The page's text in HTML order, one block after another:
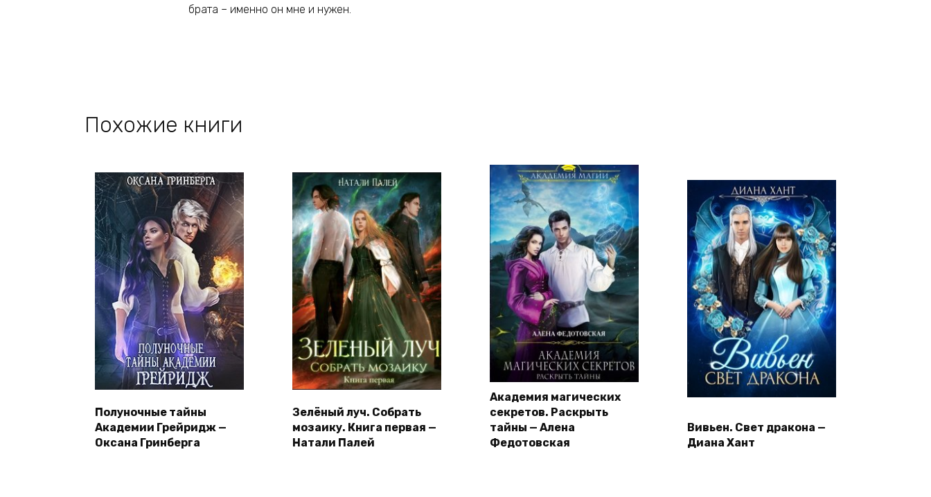
брата – именно он мне и нужен.
Похожие книги
Полуночные тайны
Академии Грейридж —
Оксана Гринберга
Зелёный луч. Собрать
мозаику. Книга первая —
Натали Палей
Академия магических
секретов. Раскрыть
тайны — Алена
Федотовская
Вивьен. Свет дракона —
Диана Хант